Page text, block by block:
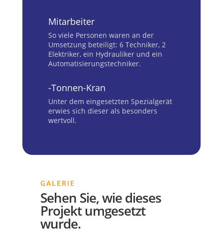
Mitarbeiter
So viele Personen waren an der
Umsetzung beteiligt: 6 Techniker, 2
Elektriker, ein Hydrauliker und ein
Automatisierungstechniker.
-Tonnen-Kran
Unter dem eingesetzten Spezialgerät
erwies sich dieser als besonders
wertvoll.
GALERIE
Sehen Sie, wie dieses
Projekt umgesetzt
wurde.